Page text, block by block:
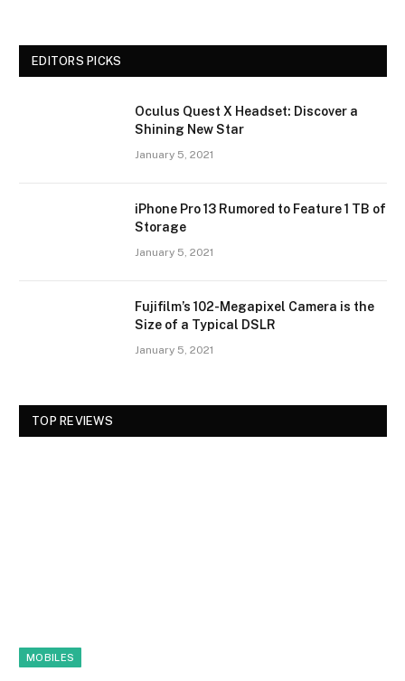
EDITORS PICKS
Oculus Quest X Headset: Discover a
Shining New Star
January 5, 2021
iPhone Pro 13 Rumored to Feature 1 TB of
Storage
January 5, 2021
Fujifilm’s 102-Megapixel Camera is the
Size of a Typical DSLR
January 5, 2021
TOP REVIEWS
MOBILES